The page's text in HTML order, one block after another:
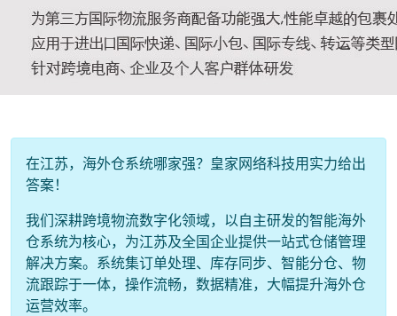
在江苏，海外仓系统哪家强？皇家网络科技用实力给出
答案！
我们深耕跨境物流数字化领域，以自主研发的智能海外
仓系统为核心，为江苏及全国企业提供一站式仓储管理
解决方案。系统集订单处理、库存同步、智能分仓、物
流跟踪于一体，操作流畅，数据精准，大幅提升海外仓
运营效率。